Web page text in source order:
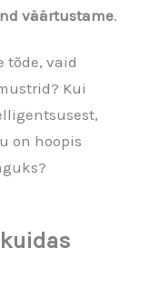
väärtustame.
tõde, vaid
Kui
on hoopis